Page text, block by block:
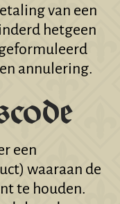
van een
hetgeen
annulering.
een
waaraan de
te houden.